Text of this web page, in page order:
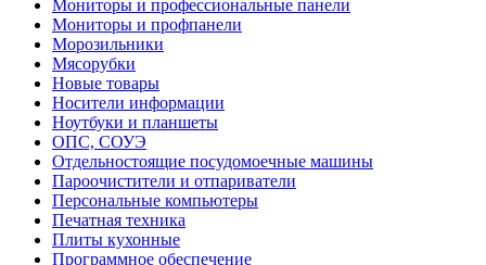
Мониторы и профессиональные панели
Мониторы и профпанели
Морозильники
Мясорубки
Новые товары
Носители информации
Ноутбуки и планшеты
ОПС, СОУЭ
Отдельностоящие посудомоечные машины
Пароочистители и отпариватели
Персональные компьютеры
Печатная техника
Плиты кухонные
Программное обеспечение